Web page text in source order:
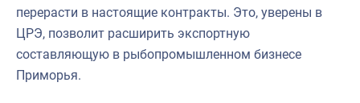
перерасти в настоящие контракты. Это, уверены в
ЦРЭ, позволит расширить экспортную
составляющую в рыбопромышленном бизнесе
Приморья.